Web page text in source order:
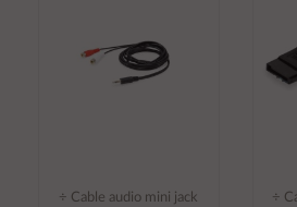
÷ Cable audio mini jack
÷